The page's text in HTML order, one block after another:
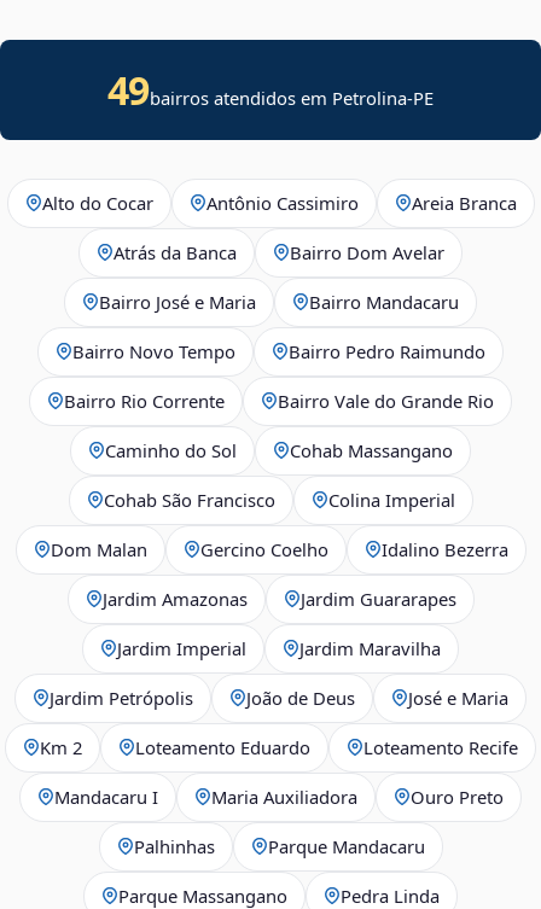
49bairros atendidos em Petrolina-PE
Alto do Cocar Antônio Cassimiro Areia Branca
Atrás da Banca Bairro Dom Avelar
Bairro José e Maria Bairro Mandacaru
Bairro Novo Tempo Bairro Pedro Raimundo
Bairro Rio Corrente Bairro Vale do Grande Rio
Caminho do Sol Cohab Massangano
Cohab São Francisco Colina Imperial
Dom Malan Gercino Coelho Idalino Bezerra
Jardim Amazonas Jardim Guararapes
Jardim Imperial Jardim Maravilha
Jardim Petrópolis João de Deus José e Maria
Km 2 Loteamento Eduardo Loteamento Recife
Mandacaru I Maria Auxiliadora Ouro Preto
Palhinhas Parque Mandacaru
Parque Massangano Pedra Linda